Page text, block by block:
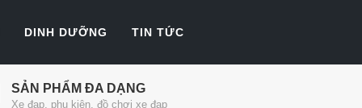
DINH DƯỠNG TIN TỨC
SẢN PHẨM ĐA DẠNG
Xe đạp, phụ kiện, đồ chơi xe đạp